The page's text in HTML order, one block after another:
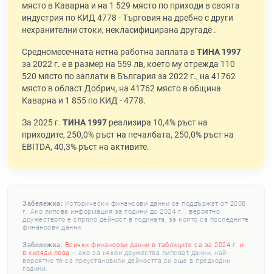
място в Каварна и на 1 529 място по приходи в своята
индустрия по КИД 4778 - Търговия на дребно с други
нехранителни стоки, некласифицирана другаде .
Средномесечната нетна работна заплата вТИНА 1997
за 2022 г. е в размер на 559 лв, което му отрежда 110
520 място по заплати в България за 2022 г., на 41762
място в област Добрич, на 41762 място в община
Каварна и 1 855 по КИД - 4778.
За 2025 г. ТИНА 1997 реализира 10,4% ръст на
приходите, 250,0% ръст на печалбата, 250,0% ръст на
EBITDA, 40,3% ръст на активите.
Забележка: Исторически финансови данни се поддържат от 2008
г. Ако липсва информация за години до 2024 г. , вероятно
дружеството е спряло дейност в годината, за която са последните
финансови данни.
Забележка: Всички финансови данни в таблиците са за 2024 г. и
в хиляди лева – ако за някои дружества липсват данни, най-
вероятно те са преустановили дейността си още в предходни
години.